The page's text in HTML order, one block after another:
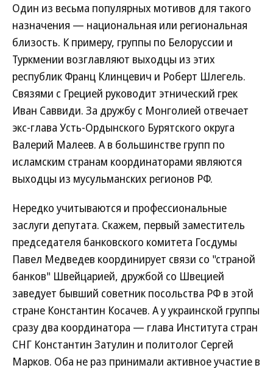
Один из весьма популярных мотивов для такого
назначения — национальная или региональная
близость. К примеру, группы по Белоруссии и
Туркмении возглавляют выходцы из этих
республик Франц Клинцевич и Роберт Шлегель.
Связями с Грецией руководит этнический грек
Иван Саввиди. За дружбу с Монголией отвечает
экс-глава Усть-Ордынского Бурятского округа
Валерий Малеев. А в большинстве групп по
исламским странам координаторами являются
выходцы из мусульманских регионов РФ.
Нередко учитываются и профессиональные
заслуги депутата. Скажем, первый заместитель
председателя банковского комитета Госдумы
Павел Медведев координирует связи со "страной
банков" Швейцарией, дружбой со Швецией
заведует бывший советник посольства РФ в этой
стране Константин Косачев. А у украинской группы
сразу два координатора — глава Института стран
СНГ Константин Затулин и политолог Сергей
Марков. Оба не раз принимали активное участие в